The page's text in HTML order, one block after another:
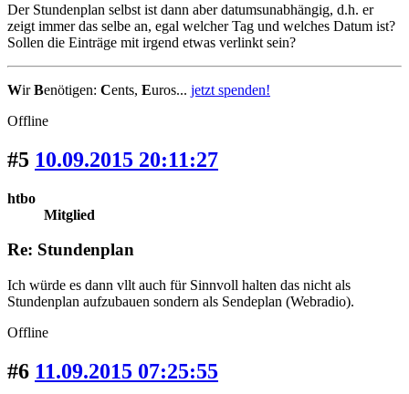
Der Stundenplan selbst ist dann aber datumsunabhängig, d.h. er
zeigt immer das selbe an, egal welcher Tag und welches Datum ist?
Sollen die Einträge mit irgend etwas verlinkt sein?
WirBenötigen: Cents, Euros... jetzt spenden!
Offline
#5 10.09.2015 20:11:27
htbo
Mitglied
Re: Stundenplan
Ich würde es dann vllt auch für Sinnvoll halten das nicht als
Stundenplan aufzubauen sondern als Sendeplan (Webradio).
Offline
#6 11.09.2015 07:25:55